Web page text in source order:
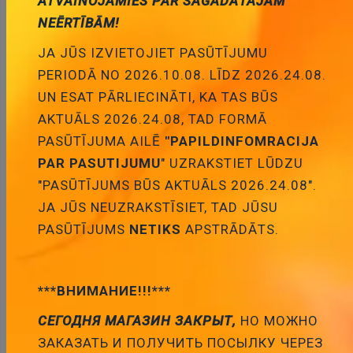
internetbankā. Ja esi izpaudis datus, lūdzu nekavējoties
Semjons Trembe
28 May 21
TAGAD MUMS JAUNS VIETNE DIZAINS
NEĒRTĪBĀM!
JA JŪS IZVIETOJIET PASŪTĪJUMU
PERIODĀ NO 2026.10.08. LĪDZ 2026.24.08.
UN ESAT PĀRLIECINĀTI, KA TAS BŪS
AKTUĀLS 2026.24.08, TAD FORMĀ
PASŪTĪJUMA AILĒ "PAPILDINFOMRACIJA
PAR PASUTIJUMU" UZRAKSTIET LŪDZU
"PASŪTĪJUMS BŪS AKTUĀLS 2026.24.08".
JA JŪS NEUZRAKSTĪSIET, TAD JŪSU
PASŪTĪJUMS NETIKS APSTRĀDĀTS.
***ВНИМАНИЕ!!!***
СЕГОДНЯ МАГАЗИН ЗАКРЫТ, НО МОЖНО
ЗАКАЗАТЬ И ПОЛУЧИТЬ ПОСЫЛКУ ЧЕРЕЗ